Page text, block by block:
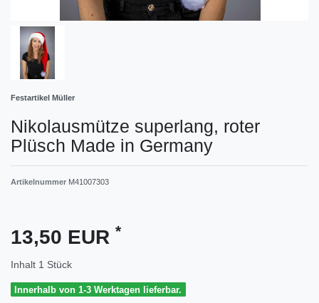
Festartikel Müller
Nikolausmütze superlang, roter
Plüsch Made in Germany
Artikelnummer M41007303
13,50 EUR *
Inhalt 1 Stück
Innerhalb von 1-3 Werktagen lieferbar.